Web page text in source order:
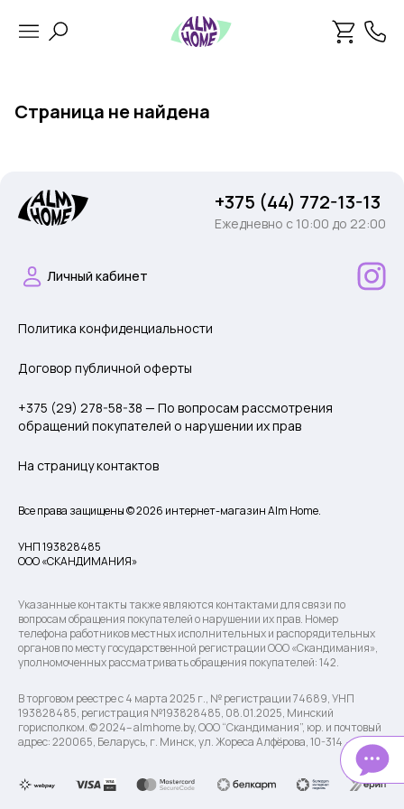
Страница не найдена
+375 (44) 772-13-13
Ежедневно c 10:00 до 22:00
Личный кабинет
Политика конфиденциальности
Договор публичной оферты
+375 (29) 278-58-38 — По вопросам рассмотрения
обращений покупателей о нарушении их прав
На страницу контактов
Все права защищены © 2026 интернет-магазин Alm Home.
УНП 193828485
ООО «СКАНДИМАНИЯ»
Указанные контакты также являются контактами для связи по
вопросам обращения покупателей о нарушении их прав. Номер
телефона работников местных исполнительных и распорядительных
органов по месту государственной регистрации ООО «Скандимания»,
уполномоченных рассматривать обращения покупателей: 142.
В торговом реестре с 4 марта 2025 г., № регистрации 74689, УНП
193828485, регистрация №193828485, 08.01.2025, Минский
горисполком. © 2024– almhome.by, ООО “Скандимания”, юр. и почтовый
адрес: 220065, Беларусь, г. Минск, ул. Жореса Алфёрова, 10-314